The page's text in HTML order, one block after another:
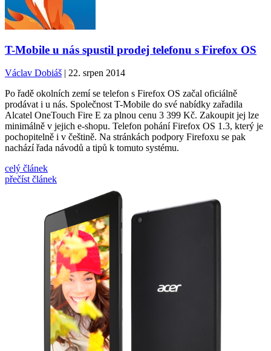
T-Mobile u nás spustil prodej telefonu s Firefox OS
Václav Dobiáš| 22. srpen 2014
Po řadě okolních zemí se telefon s Firefox OS začal oficiálně
prodávat i u nás. Společnost T-Mobile do své nabídky zařadila
Alcatel OneTouch Fire E za plnou cenu 3 399 Kč. Zakoupit jej lze
minimálně v jejich e-shopu. Telefon pohání Firefox OS 1.3, který je
pochopitelně i v češtině. Na stránkách podpory Firefoxu se pak
nachází řada návodů a tipů k tomuto systému.
celý článek
přečíst článek